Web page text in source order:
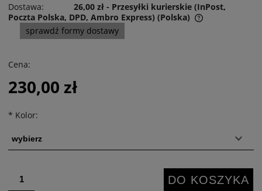
Dostawa:
26,00 zł - Przesyłki kurierskie (InPost,
Poczta Polska, DPD, Ambro Express) (Polska)
Cena nie zawiera ewentualnych kosztów płatności
sprawdź formy dostawy
Cena:
230,00 zł
* Kolor:
DO KOSZYKA